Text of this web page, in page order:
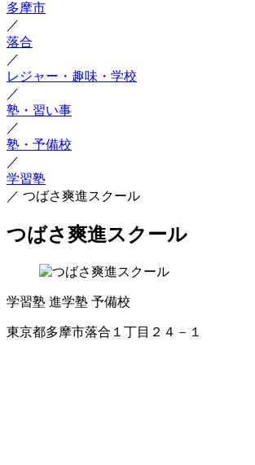
多摩市
／
落合
／
レジャー・趣味・学校
／
塾・習い事
／
塾・予備校
／
学習塾
／ つばさ爽進スクール
つばさ爽進スクール
学習塾 進学塾 予備校
東京都多摩市落合１丁目２４－１